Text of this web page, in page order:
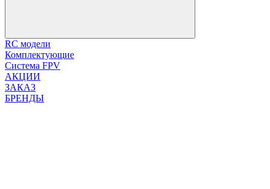
RC модели
Комплектующие
Система FPV
АКЦИИ
ЗАКАЗ
БРЕНДЫ